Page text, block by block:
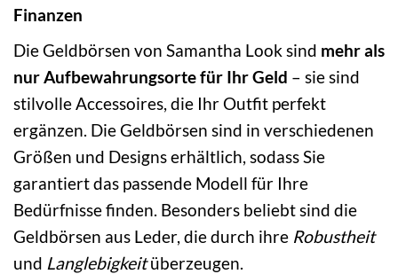
Finanzen
Die Geldbörsen von Samantha Look sind mehr als
nur Aufbewahrungsorte für Ihr Geld – sie sind
stilvolle Accessoires, die Ihr Outfit perfekt
ergänzen. Die Geldbörsen sind in verschiedenen
Größen und Designs erhältlich, sodass Sie
garantiert das passende Modell für Ihre
Bedürfnisse finden. Besonders beliebt sind die
Geldbörsen aus Leder, die durch ihre Robustheit
und Langlebigkeitüberzeugen.